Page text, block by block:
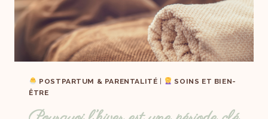
POSTPARTUM & PARENTALITÉ |
SOINS ET BIEN-
ÊTRE